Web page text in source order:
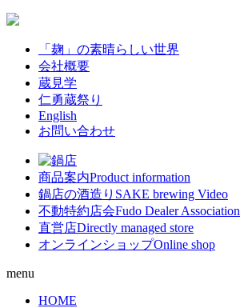
「麹」の素晴らしい世界
会社概要
蔵見学
仁勇蔵祭り
English
お問い合わせ
商品案内Product information
鍋店の酒造り SAKE brewing Video
不動特約店会Fudo Dealer Association
直営店Directly managed store
オンラインショップOnline shop
menu
HOME